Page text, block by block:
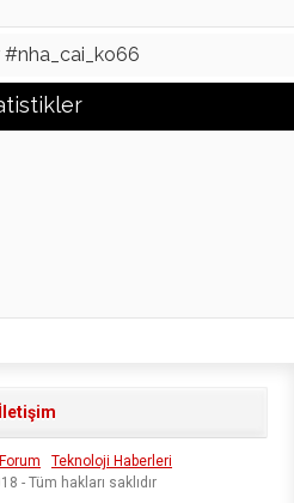
İletişim
Teknoloji Haberleri
- Tüm hakları saklıdır